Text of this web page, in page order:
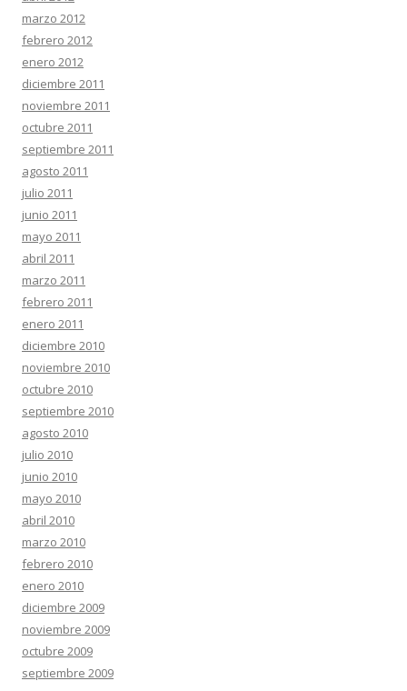
marzo 2012
febrero 2012
enero 2012
diciembre 2011
noviembre 2011
octubre 2011
septiembre 2011
agosto 2011
julio 2011
junio 2011
mayo 2011
abril 2011
marzo 2011
febrero 2011
enero 2011
diciembre 2010
noviembre 2010
octubre 2010
septiembre 2010
agosto 2010
julio 2010
junio 2010
mayo 2010
abril 2010
marzo 2010
febrero 2010
enero 2010
diciembre 2009
noviembre 2009
octubre 2009
septiembre 2009